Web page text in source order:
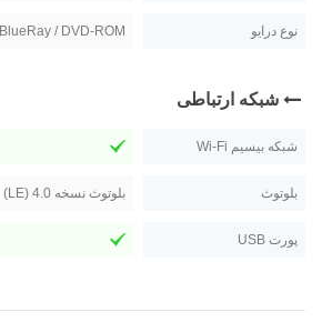
نوع درایو BlueRay / DVD-ROM
شبکه ارتباطی
شبکه بیسیم Wi-Fi
بلوتوث بلوتوث نسخه 4.0 (LE)
پورت USB